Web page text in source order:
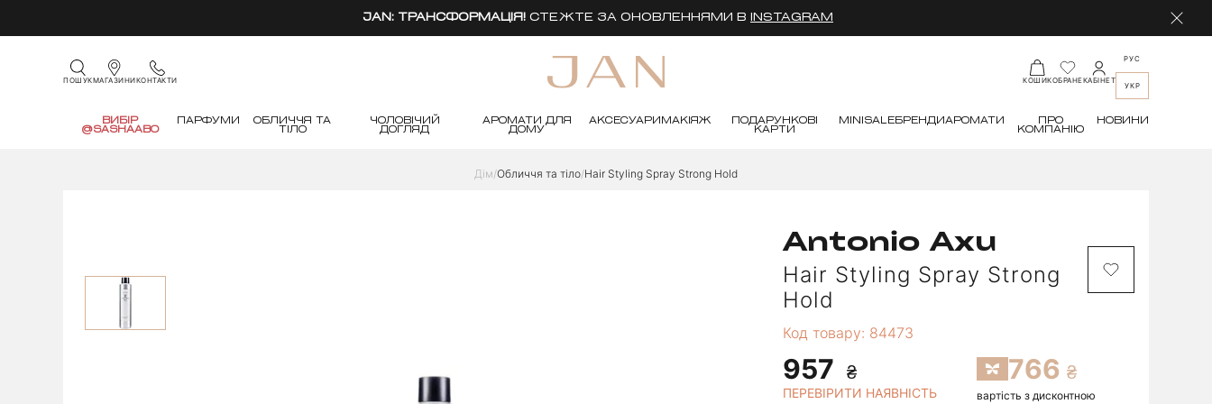
JAN: ТРАНСФОРМАЦІЯ! СТЕЖТЕ ЗА ОНОВЛЕННЯМИ В INSTAGRAM
ПОШУКМАГАЗИНИКОНТАКТИ КОШИКОБРАНЕКАБІНЕТ
РУС
УКР
ВИБІР
@SASHAABO
ПАРФУМИ
ОБЛИЧЧЯ ТА
ТІЛО
ЧОЛОВІЧИЙ
ДОГЛЯД
АРОМАТИ ДЛЯ
ДОМУ
АКСЕСУАРИ МАКІЯЖ
ПОДАРУНКОВІ
КАРТИ
MINI SALEБРЕНДИ АРОМАТИ
ПРО
КОМПАНІЮ
НОВИНИ
Дім Обличчя та тіло Hair Styling Spray Strong Hold
Antonio Axu
Hair Styling Spray Strong
Hold
Код товару: 84473
957
ПЕРЕВІРИТИ НАЯВНІСТЬ
766
вартість з дисконтною